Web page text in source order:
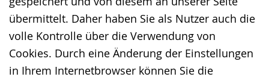
übermittelt. Daher haben Sie als Nutzer auch die
volle Kontrolle über die Verwendung von
Cookies. Durch eine Änderung der Einstellungen
in Ihrem Internetbrowser können Sie die